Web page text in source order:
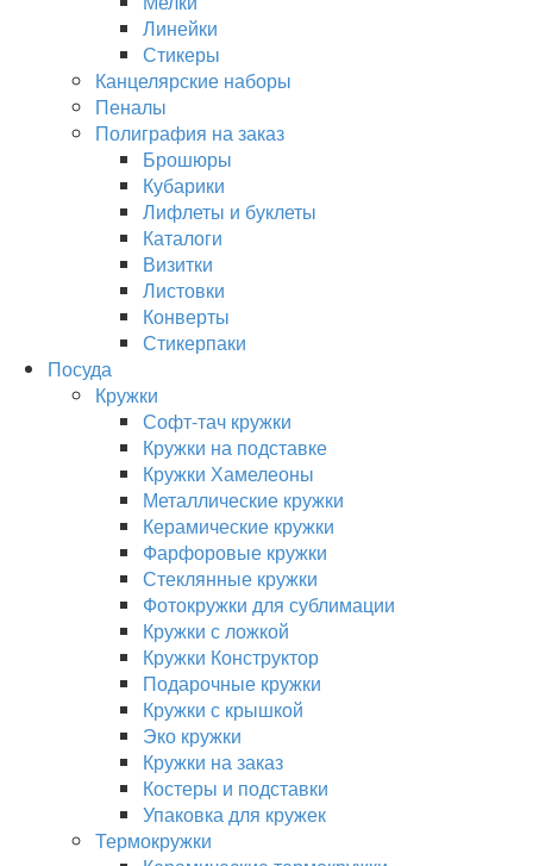
Линейки
Стикеры
Канцелярские наборы
Пеналы
Полиграфия на заказ
Брошюры
Кубарики
Лифлеты и буклеты
Каталоги
Визитки
Листовки
Конверты
Стикерпаки
Посуда
Кружки
Софт-тач кружки
Кружки на подставке
Кружки Хамелеоны
Металлические кружки
Керамические кружки
Фарфоровые кружки
Стеклянные кружки
Фотокружки для сублимации
Кружки с ложкой
Кружки Конструктор
Подарочные кружки
Кружки с крышкой
Эко кружки
Кружки на заказ
Костеры и подставки
Упаковка для кружек
Термокружки